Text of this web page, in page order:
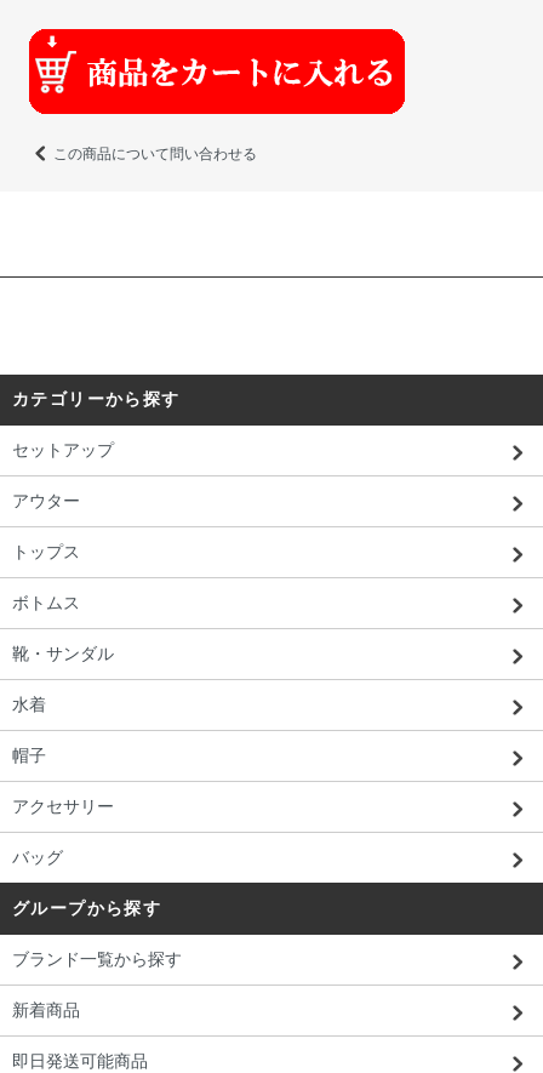
この商品について問い合わせる
カテゴリーから探す
セットアップ
アウター
トップス
ボトムス
靴・サンダル
水着
帽子
アクセサリー
バッグ
グループから探す
ブランド一覧から探す
新着商品
即日発送可能商品